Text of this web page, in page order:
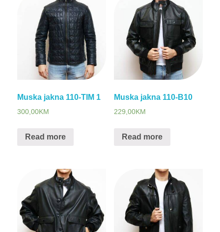
Muska jakna 110-TIM 1
300,00KM
Read more
Muska jakna 110-B10
229,00KM
Read more